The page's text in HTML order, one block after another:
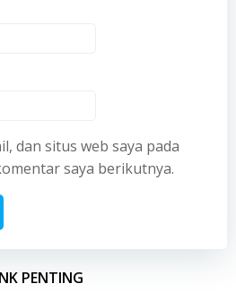
dan situs web saya pada
saya berikutnya.
PENTING